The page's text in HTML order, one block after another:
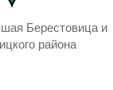
Берестовица и
района